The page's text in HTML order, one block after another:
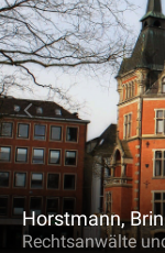
Horstmann,
Rechtsanwälte